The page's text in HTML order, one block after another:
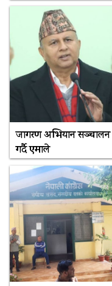
जागरण अभियान सञ्चालन
गर्दै एमाले